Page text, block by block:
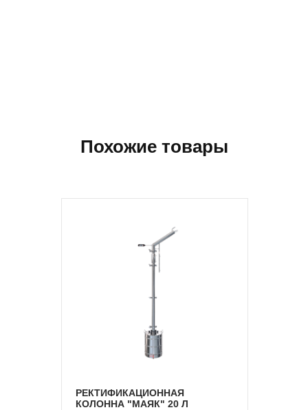
Похожие товары
РЕКТИФИКАЦИОННАЯ
КОЛОННА "МАЯК" 20 Л